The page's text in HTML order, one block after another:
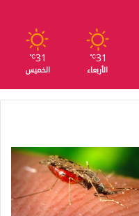
31
℃
الأربعاء
31
℃
الخميس